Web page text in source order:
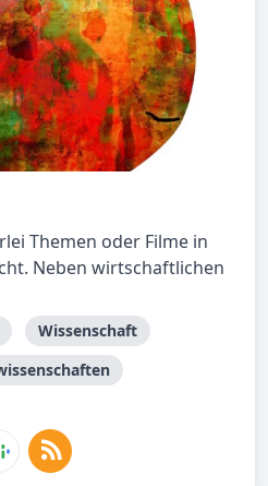
Themen oder Filme in
Neben wirtschaftlichen
Wissenschaft